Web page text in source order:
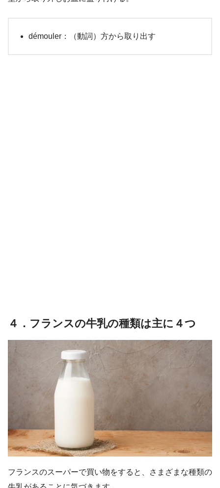
démouler：（動詞）方から取り出す
４．フランスの牛乳の種類は主に４つ
フランスのスーパーで買い物をすると、さまざまな種類の